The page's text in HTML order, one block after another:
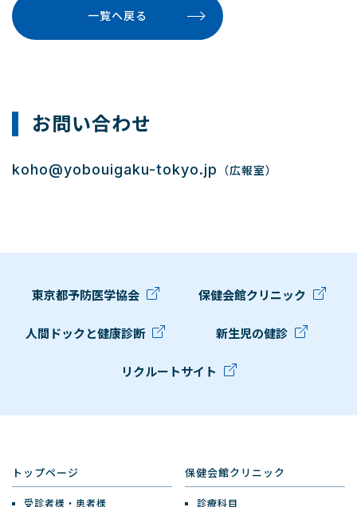
一覧へ戻る
お問い合わせ
koho@yobouigaku-tokyo.jp （広報室）
東京都予防医学協会 保健会館クリニック
人間ドックと健康診断 新生児の健診
リクルートサイト
トップページ
受診者様・患者様
保健会館クリニック
診療科目